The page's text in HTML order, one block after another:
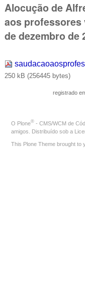
Alocução de
aos professores
de dezembro de
250 kB (256445 bytes)
registrado
O Plone® - CMS/WCM de
amigos. Distribuído sob a
This Plone Theme brought to